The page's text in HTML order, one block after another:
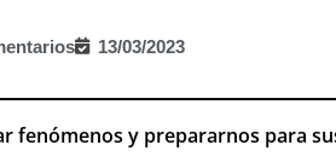
13/03/2023
fenómenos y prepararnos para